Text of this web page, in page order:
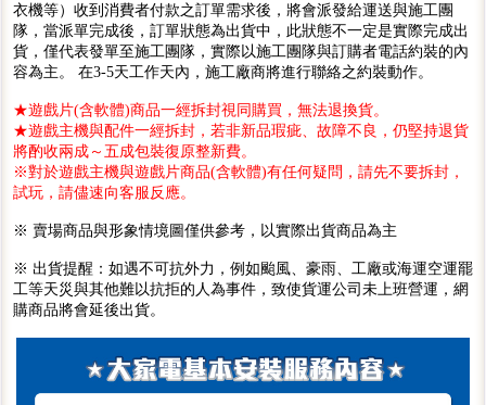
衣機等）收到消費者付款之訂單需求後，將會派發給運送與施工團
隊，當派單完成後，訂單狀態為出貨中，此狀態不一定是實際完成出
貨，僅代表發單至施工團隊，實際以施工團隊與訂購者電話約裝的內
容為主。 在3-5天工作天內，施工廠商將進行聯絡之約裝動作。
★遊戲片(含軟體)商品一經拆封視同購買，無法退換貨。
★遊戲主機與配件一經拆封，若非新品瑕疵、故障不良，仍堅持退貨
將酌收兩成～五成包裝復原整新費。
※對於遊戲主機與遊戲片商品(含軟體)有任何疑問，請先不要拆封，
試玩，請儘速向客服反應。
※ 賣場商品與形象情境圖僅供參考，以實際出貨商品為主
※ 出貨提醒：如遇不可抗外力，例如颱風、豪雨、工廠或海運空運罷
工等天災與其他難以抗拒的人為事件，致使貨運公司未上班營運，網
購商品將會延後出貨。